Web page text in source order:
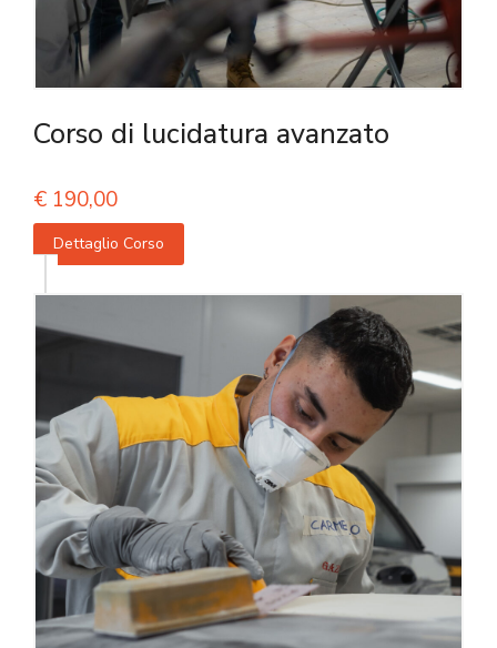
Corso di lucidatura avanzato
€ 190,00
Dettaglio Corso